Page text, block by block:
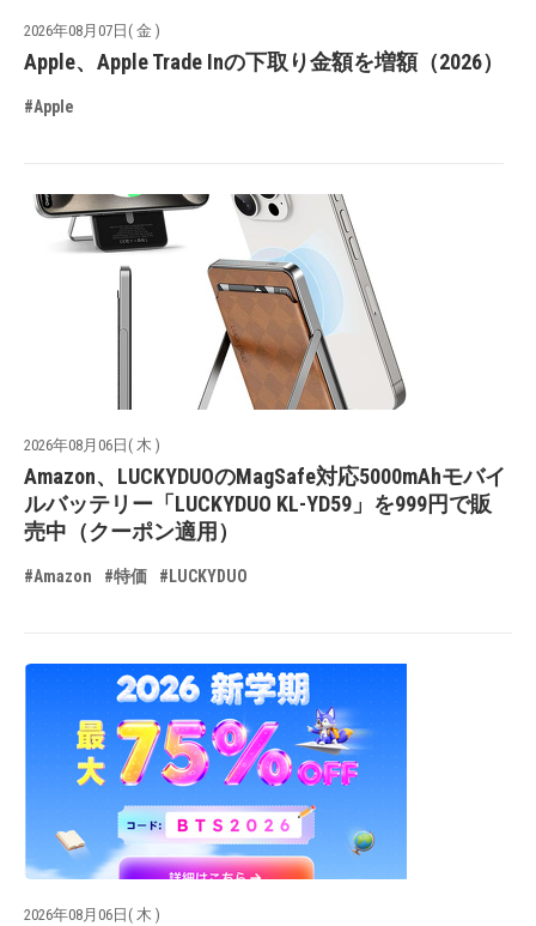
2026年08月07日( 金 )
Apple、Apple Trade Inの下取り金額を増額（2026）
#Apple
2026年08月06日( 木 )
Amazon、LUCKYDUOのMagSafe対応5000mAhモバイ
ルバッテリー「LUCKYDUO KL-YD59」を999円で販
売中（クーポン適用）
#Amazon #特価 #LUCKYDUO
2026年08月06日( 木 )